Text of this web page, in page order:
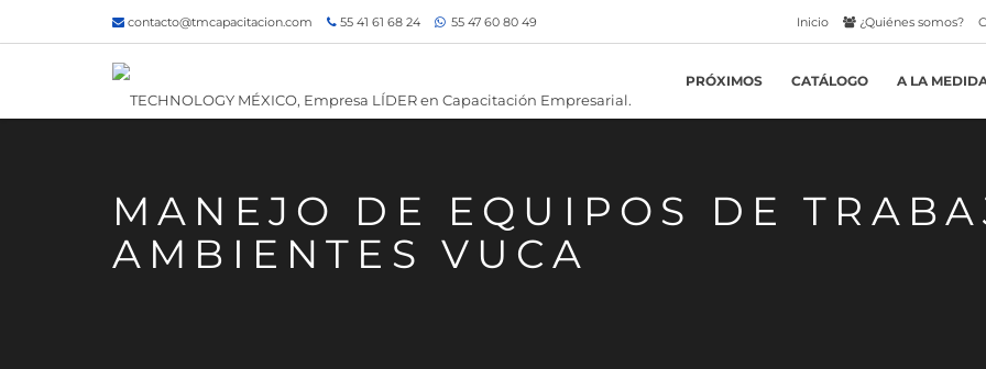
contacto@tmcapacitacion.com 55 41 61 68 24 55 47 60 80 49 Inicio ¿Quiénes somos?
PRÓXIMOS CATÁLOGO A LA
MANEJO DE EQUIPOS DE
AMBIENTES VUCA